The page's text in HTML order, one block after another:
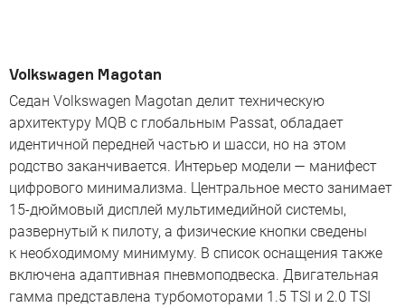
Volkswagen Magotan
Седан Volkswagen Magotan делит техническую
архитектуру MQB с глобальным Passat, обладает
идентичной передней частью и шасси, но на этом
родство заканчивается. Интерьер модели — манифест
цифрового минимализма. Центральное место занимает
15-дюймовый дисплей мультимедийной системы,
развернутый к пилоту, а физические кнопки сведены
к необходимому минимуму. В список оснащения также
включена адаптивная пневмоподвеска. Двигательная
гамма представлена турбомоторами 1.5 TSI и 2.0 TSI